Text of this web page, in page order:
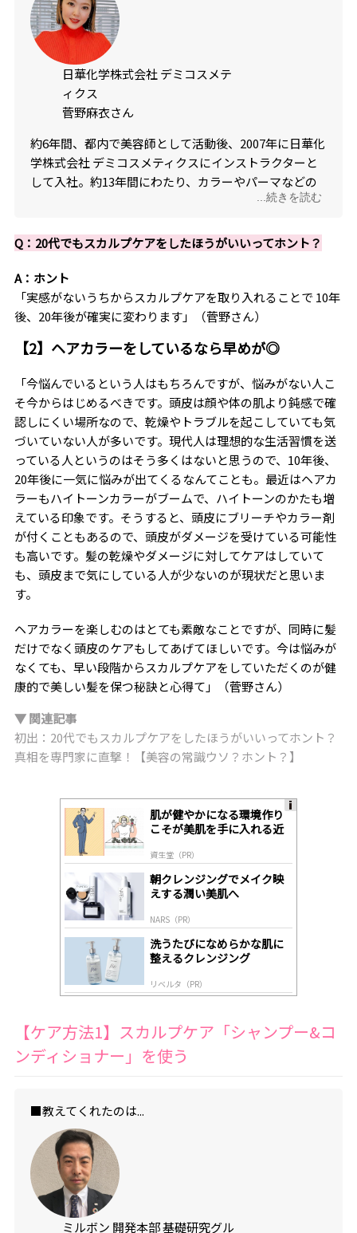
日華化学株式会社 デミコスメテ
ィクス
菅野麻衣さん
約6年間、都内で美容師として活動後、2007年に日華化
学株式会社 デミコスメティクスにインストラクターと
して入社。約13年間にわたり、カラーやパーマなどの
ケミカル分野からヘッドスパ、頭皮・皮膚知識まで幅
た経験と知識を活かし、現在はPR・広報担当として活
...続きを読む
Q：20代でもスカルプケアをしたほうがいいってホント？
A：ホント
「実感がないうちからスカルプケアを取り入れることで 10年
後、20年後が確実に変わります」（菅野さん）
【2】ヘアカラーをしているなら早めが◎
「今悩んでいるという人はもちろんですが、悩みがない人こ
そ今からはじめるべきです。頭皮は顔や体の肌より鈍感で確
認しにくい場所なので、乾燥やトラブルを起こしていても気
づいていない人が多いです。現代人は理想的な生活習慣を送
っている人というのはそう多くはないと思うので、10年後、
20年後に一気に悩みが出てくるなんてことも。最近はヘアカ
ラーもハイトーンカラーがブームで、ハイトーンのかたも増
えている印象です。そうすると、頭皮にブリーチやカラー剤
が付くこともあるので、頭皮がダメージを受けている可能性
も高いです。髪の乾燥やダメージに対してケアはしていて
も、頭皮まで気にしている人が少ないのが現状だと思いま
す。
ヘアカラーを楽しむのはとても素敵なことですが、同時に髪
だけでなく頭皮のケアもしてあげてほしいです。今は悩みが
なくても、早い段階からスカルプケアをしていただくのが健
康的で美しい髪を保つ秘訣と心得て」（菅野さん）
▼ 関連記事
初出：20代でもスカルプケアをしたほうがいいってホント？
真相を専門家に直撃！【美容の常識ウソ？ホント？】
肌が健やかになる環境作り
こそが美肌を手に入れる近
資生堂（PR）
朝クレンジングでメイク映
えする潤い美肌へ
NARS（PR）
洗うたびになめらかな肌に
整えるクレンジング
リベルタ（PR）
【ケア方法1】スカルプケア「シャンプー&コ
ンディショナー」を使う
■教えてくれたのは...
ミルボン 開発本部 基礎研究グル